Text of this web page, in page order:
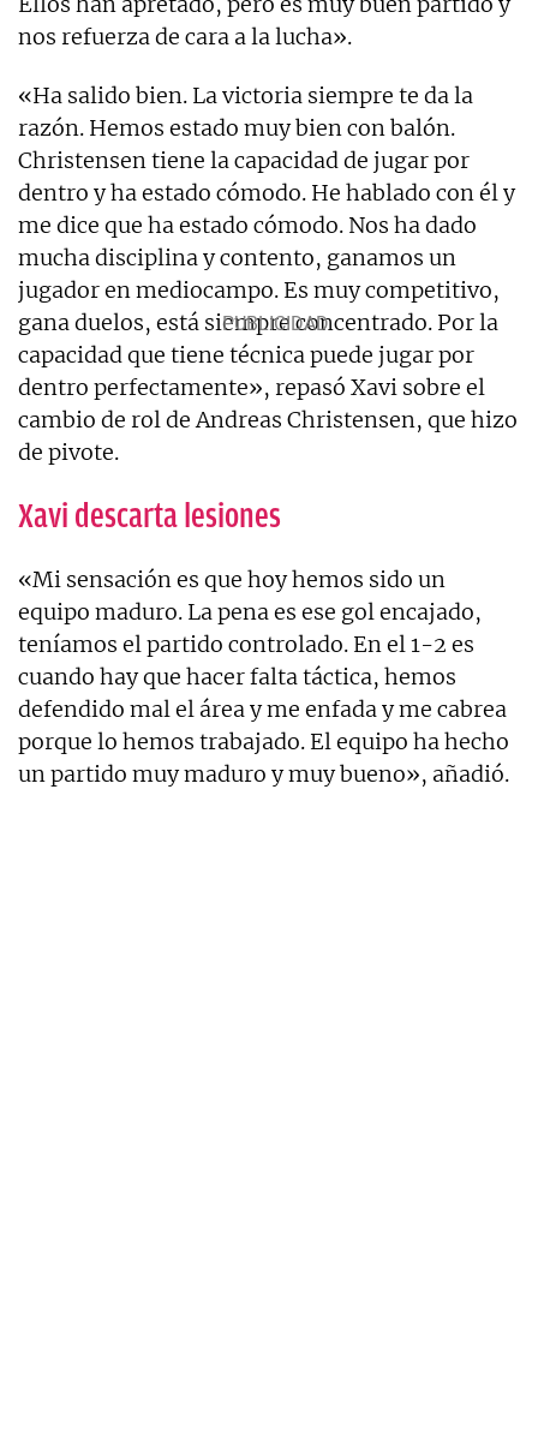
nos refuerza de cara a la lucha».
«Ha salido bien. La victoria siempre te da la
razón. Hemos estado muy bien con balón.
Christensen tiene la capacidad de jugar por
dentro y ha estado cómodo. He hablado con él y
me dice que ha estado cómodo. Nos ha dado
mucha disciplina y contento, ganamos un
jugador en mediocampo. Es muy competitivo,
gana duelos, está siempre concentrado. Por la
capacidad que tiene técnica puede jugar por
dentro perfectamente», repasó Xavi sobre el
cambio de rol de Andreas Christensen, que hizo
de pivote.
Xavi descarta lesiones
«Mi sensación es que hoy hemos sido un
equipo maduro. La pena es ese gol encajado,
teníamos el partido controlado. En el 1-2 es
cuando hay que hacer falta táctica, hemos
defendido mal el área y me enfada y me cabrea
porque lo hemos trabajado. El equipo ha hecho
un partido muy maduro y muy bueno», añadió.